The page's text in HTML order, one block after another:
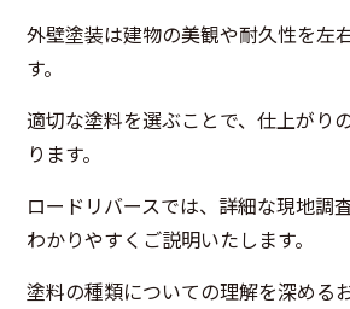
外壁塗装は建物の美観や耐久性を左
す。
適切な塗料を選ぶことで、仕上がり
ります。
ロードリバースでは、詳細な現地調
わかりやすくご説明いたします。
塗料の種類についての理解を深める